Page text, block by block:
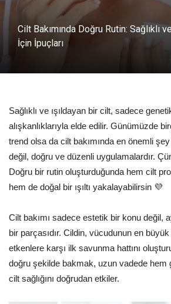
Cilt Bakımında Doğru Rutin: Sağlıklı
İçin İpuçları
Sağlıklı ve ışıldayan bir cilt, sadece
alışkanlıklarıyla elde edilir. Günümüzde
trend olsa da cilt bakımında en önemli
değil, doğru ve düzenli uygulamalardır.
Doğru bir rutin oluşturduğunda hem cilt
hem de doğal bir ışıltı yakalayabilirsin 💜
Cilt bakımı sadece estetik bir konu değil,
bir parçasıdır. Cildin, vücudunun en büyük
etkenlere karşı ilk savunma hattını
doğru şekilde bakmak, uzun vadede hem
cilt sağlığını doğrudan etkiler.